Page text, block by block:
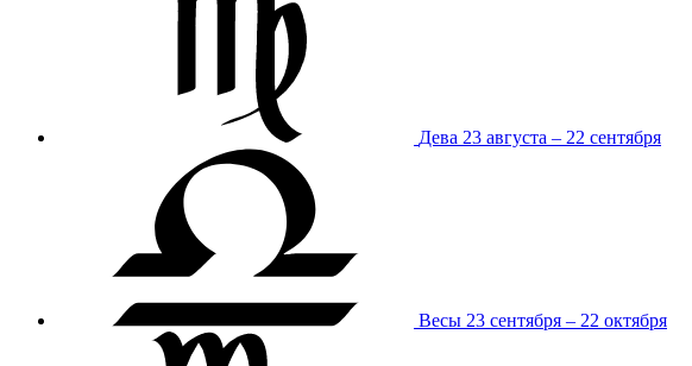
Дева 23 августа – 22 сентября
Весы 23 сентября – 22 октября